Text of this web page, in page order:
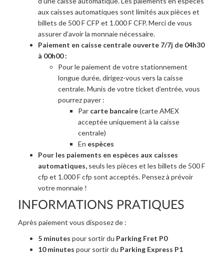
aux caisses automatiques sont limités aux pièces et
billets de 500 F CFP et 1.000 F CFP. Merci de vous
assurer d’avoir la monnaie nécessaire.
Paiement en caisse centrale ouverte 7/7j de 04h30
à 00h00 :
Pour le paiement de votre stationnement
longue durée, dirigez-vous vers la caisse
centrale. Munis de votre ticket d’entrée, vous
pourrez payer :
Par carte bancaire(carte AMEX
acceptée uniquement à la caisse
centrale)
En espèces
Pour les paiements en espèces aux caisses
automatiques, seuls les pièces et les billets de 500 F
cfp et 1.000 F cfp sont acceptés. Pensez à prévoir
votre monnaie !
INFORMATIONS PRATIQUES
Après paiement vous disposez de :
5 minutes pour sortir du Parking Fret P0
10 minutes pour sortir du Parking Express P1